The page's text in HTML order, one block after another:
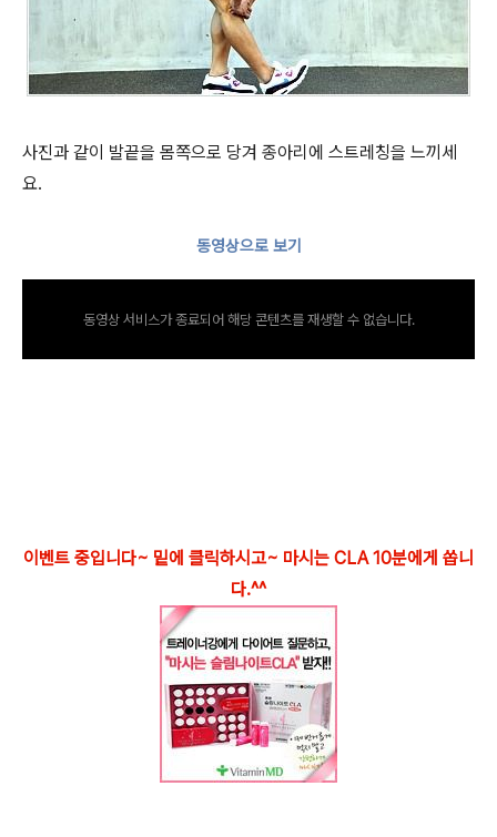
사진과 같이 발끝을 몸쪽으로 당겨 종아리에 스트레칭을 느끼세
요.
동영상으로 보기
동영상 서비스가 종료되어 해당 콘텐츠를 재생할 수 없습니다.
이벤트 중입니다~ 밑에 클릭하시고~ 마시는 CLA 10분에게 쏩니
다.^^